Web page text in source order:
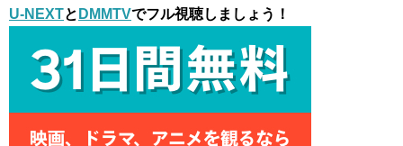
U-NEXTと DMMTVでフル視聴しましょう！